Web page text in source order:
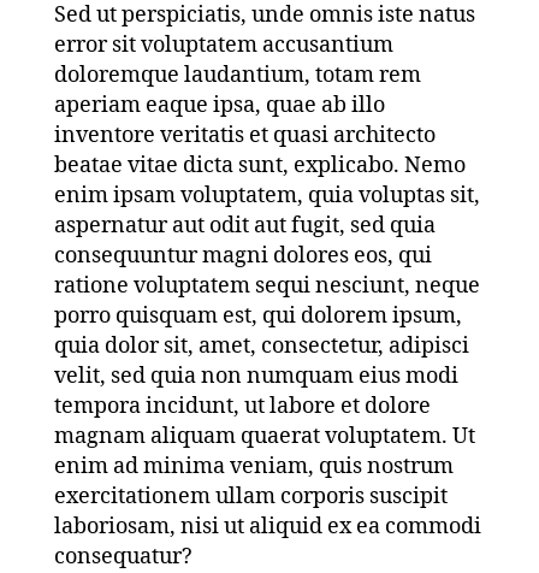
Sed ut perspiciatis, unde omnis iste natus
error sit voluptatem accusantium
doloremque laudantium, totam rem
aperiam eaque ipsa, quae ab illo
inventore veritatis et quasi architecto
beatae vitae dicta sunt, explicabo. Nemo
enim ipsam voluptatem, quia voluptas sit,
aspernatur aut odit aut fugit, sed quia
consequuntur magni dolores eos, qui
ratione voluptatem sequi nesciunt, neque
porro quisquam est, qui dolorem ipsum,
quia dolor sit, amet, consectetur, adipisci
velit, sed quia non numquam eius modi
tempora incidunt, ut labore et dolore
magnam aliquam quaerat voluptatem. Ut
enim ad minima veniam, quis nostrum
exercitationem ullam corporis suscipit
laboriosam, nisi ut aliquid ex ea commodi
consequatur?